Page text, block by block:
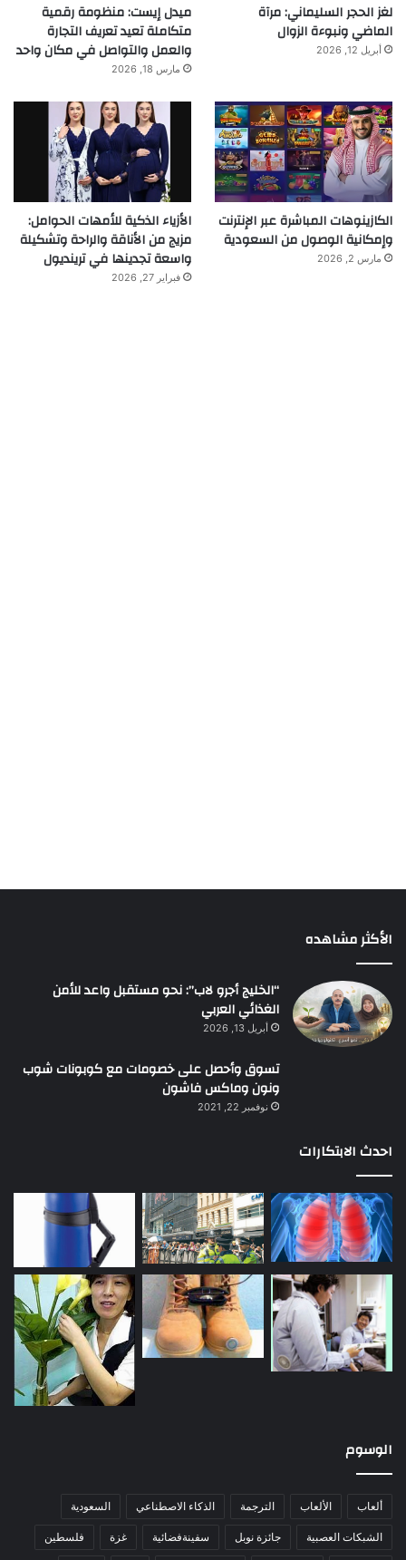
لغز الحجر السليماني: مرآة
الماضي ونبوءة الزوال
أبريل 12, 2026
ميدل إيست: منظومة رقمية
متكاملة تعيد تعريف التجارة
والعمل والتواصل في مكان واحد
مارس 18, 2026
الكازينوهات المباشرة عبر الإنترنت
وإمكانية الوصول من السعودية
مارس 2, 2026
الأزياء الذكية للأمهات الحوامل:
مزيج من الأناقة والراحة وتشكيلة
واسعة تجدينها في ترينديول
فبراير 27, 2026
الأكثر مشاهده
“الخليج أجرو لاب”: نحو مستقبل واعد للأمن
الغذائي العربي
أبريل 13, 2026
تسوق وأحصل على خصومات مع كوبونات شوب
ونون وماكس فاشون
نوفمبر 22, 2021
احدث الابتكارات
الوسوم
ألعاب الألعاب الترجمة الذكاء الاصطناعي السعودية
الشبكات العصبية جائزة نوبل سفينةفضائية غزة فلسطين